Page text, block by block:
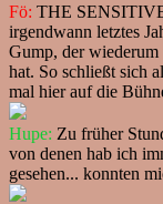
Fö: THE
irgendwann letztes
Gump, der wiederum
hat. So schließt sich
mal hier auf die
Hupe: Zu früher
von denen hab ich
gesehen... konnten